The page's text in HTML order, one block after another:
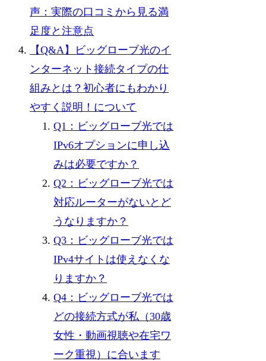
声：実際の口コミから見る満
足度と注意点
【Q&A】ビッグローブ光のイ
ンターネット接続タイプの仕
組みとは？初心者にもわかり
やすく説明！について
Q1：ビッグローブ光では
IPv6オプションに申し込
みは必要ですか？
Q2：ビッグローブ光では
対応ルーターがないとど
うなりますか？
Q3：ビッグローブ光では
IPv4サイトは使えなくな
りますか？
Q4：ビッグローブ光では
どの接続方式が私（30歳
女性・動画視聴や在宅ワ
ーク重視）に合います